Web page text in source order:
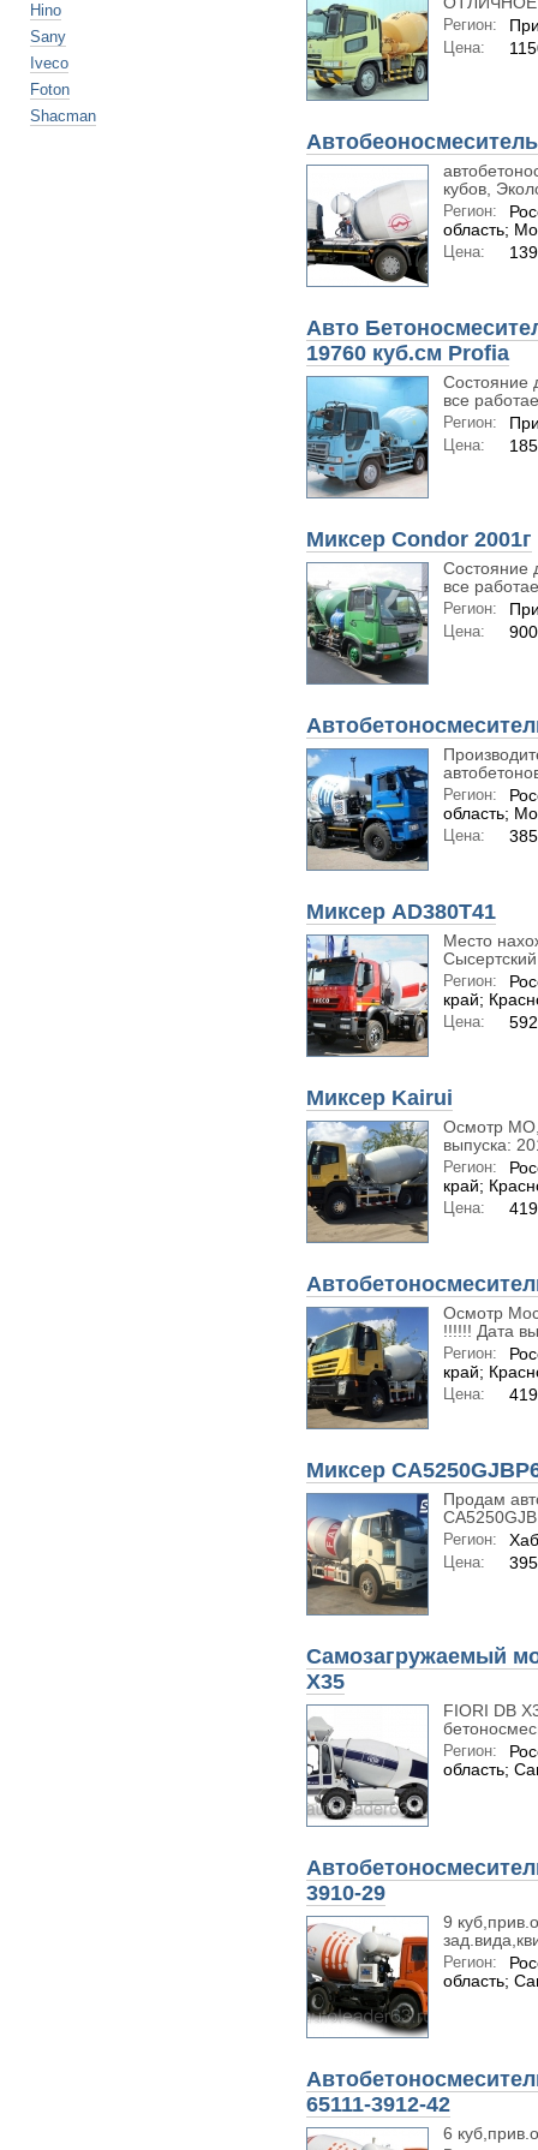
Hino
Sany
Iveco
Foton
Shacman
Регион:
Цена:
кубов,
Регион:
область;
Цена:
Авто
19760 куб.см Profia
Состояние
все
Регион:
Цена:
Миксер Condor 2001г
Состояние
все
Регион:
Цена:
Регион:
область;
Цена:
Миксер AD380T41
Место
Регион:
край;
Цена:
Миксер Kairui
Осмотр
выпуска:
Регион:
край;
Цена:
Осмотр
!!!!!! Дата
Регион:
край;
Цена:
Миксер
Продам
Регион:
Цена:
Cамозагружаемый
X35
FIORI DB
Регион:
область;
3910-29
9
Регион:
область;
65111-3912-42
6